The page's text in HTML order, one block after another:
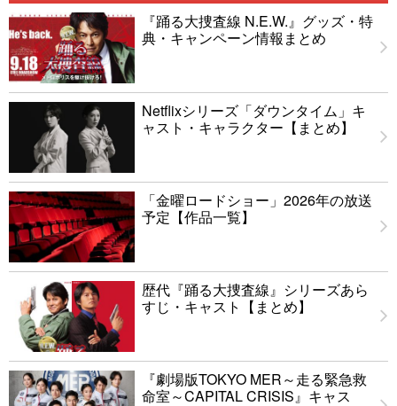
『踊る大捜査線 N.E.W.』グッズ・特
典・キャンペーン情報まとめ
Netflixシリーズ「ダウンタイム」キ
ャスト・キャラクター【まとめ】
「金曜ロードショー」2026年の放送
予定【作品一覧】
歴代『踊る大捜査線』シリーズあら
すじ・キャスト【まとめ】
『劇場版TOKYO MER～走る緊急救
命室～CAPITAL CRISIS』キャス